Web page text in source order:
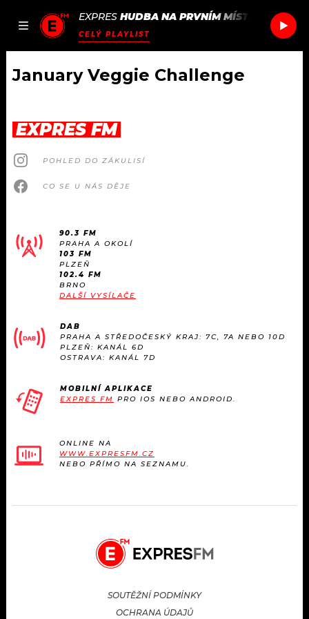
JAK
SEZNAM.CZ
EXPRES HUDBA NA PRVNÍM MÍSTĚ DUKE
CELÝ PLAYLIST
DOMŮ
ČLÁNKY
AKTUÁLNĚ
ROZHOVORY
#NEBUDUDOMA
KVÍZY
TRENDY
KULTURA
PODCASTY
RÁDIO
APLIKACE
PROGRAM
PLAYLIST
JAK NALADIT
SOUTĚŽE
January Veggie Challenge
EXPRES FM
POHLED DO ZÁKULISÍ
CO SE U NÁS DĚJE
90.3 FM
PRAHA A OKOLÍ
103 FM
PLZEŇ
102.4 FM
BRNO
DALŠÍ VYSÍLAČE
DAB
PRAHA A STŘEDOČESKÝ KRAJ: 7C, 7A NEBO 10D
PLZEŇ: KANÁL 6D
OSTRAVA: KANÁL 7D
MOBILNÍ APLIKACE
EXPRES FM PRO IOS NEBO ANDROID.
ONLINE NA
WWW.EXPRESFM.CZ
NEBO PŘÍMO NA SEZNAMU.
SOUTĚŽNÍ PODMÍNKY
OCHRANA ÚDAJŮ